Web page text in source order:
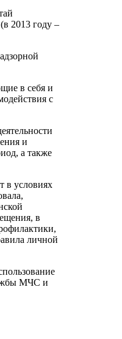
2013 году –
в себя и
с
и
а также
в условиях
в
личной
МЧС и